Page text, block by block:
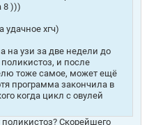
8 )))
удачное хгч)
на узи за две недели до
и после
тоже самое, может ещё
программа закончила в
когда цикл с овулей
поликистоз? Скорейшего